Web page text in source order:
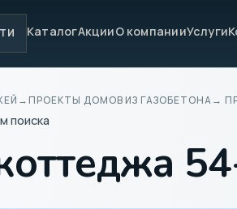
КаталогАкцииО компанииУслуги
→ ПРОЕКТЫ ДОМОВ ИЗ ГАЗОБЕТОНА→
поиска